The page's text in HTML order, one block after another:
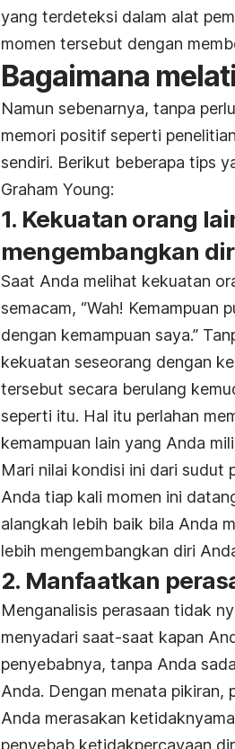
yang terdeteksi dalam alat
momen tersebut dengan
Bagaimana
Namun sebenarnya, tanpa
memori positif seperti
sendiri. Berikut beberapa tips
Graham Young:
1. Kekuatan orang
mengembangkan
Saat Anda melihat kekuatan
semacam, “Wah! Kemampuan
dengan kemampuan saya.”
kekuatan seseorang dengan
tersebut secara berulang
seperti itu. Hal itu perlahan
kemampuan lain yang Anda
Mari nilai kondisi ini dari sudut
Anda tiap kali momen ini
alangkah lebih baik bila Anda
lebih mengembangkan diri
2. Manfaatkan
Menganalisis perasaan tidak
menyadari saat-saat kapan
penyebabnya, tanpa Anda
Anda. Dengan menata pikiran,
Anda merasakan
penyebab ketidakpercayaan